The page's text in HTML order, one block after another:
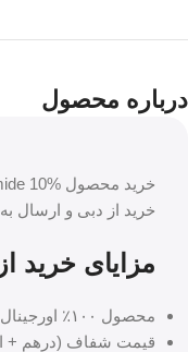
درباره محصول
خرید از دبی و ارسال
مزایای خرید
محصول ۱۰۰٪ اورجینال از Sephora امارات
قیمت شفاف (درهم +